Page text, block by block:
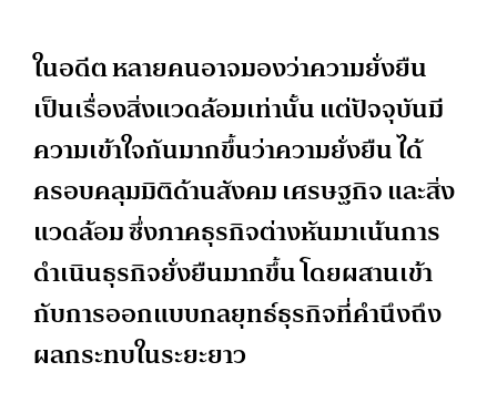
ในอดีต หลายคนอาจมองว่าความยั่งยืน
เป็นเรื่องสิ่งแวดล้อมเท่านั้น แต่ปัจจุบันมี
ความเข้าใจกันมากขึ้นว่าความยั่งยืน ได้
ครอบคลุมมิติด้านสังคม เศรษฐกิจ และสิ่ง
แวดล้อม ซึ่งภาคธุรกิจต่างหันมาเน้นการ
ดำเนินธุรกิจยั่งยืนมากขึ้น โดยผสานเข้า
กับการออกแบบกลยุทธ์ธุรกิจที่คำนึงถึง
ผลกระทบในระยะยาว